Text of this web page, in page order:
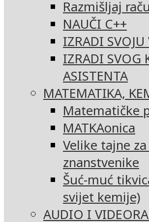
Razmišljaj
NAUČI C++
IZRADI
IZRADI SVOG
ASISTENTA
MATEMATIKA,
Matematičke
MATKAonica
Velike tajne
znanstvenike
Šuć-muć
svijet kemije)
AUDIO I